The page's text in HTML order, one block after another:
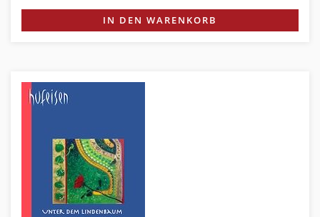
IN DEN WARENKORB